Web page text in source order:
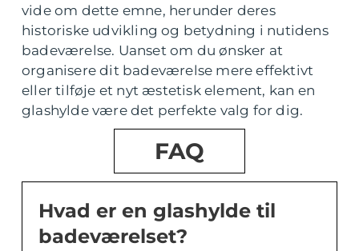
vide om dette emne, herunder deres
historiske udvikling og betydning i nutidens
badeværelse. Uanset om du ønsker at
organisere dit badeværelse mere effektivt
eller tilføje et nyt æstetisk element, kan en
glashylde være det perfekte valg for dig.
FAQ
Hvad er en glashylde til
badeværelset?